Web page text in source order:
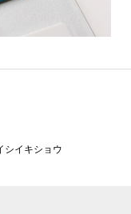
シイキショウ